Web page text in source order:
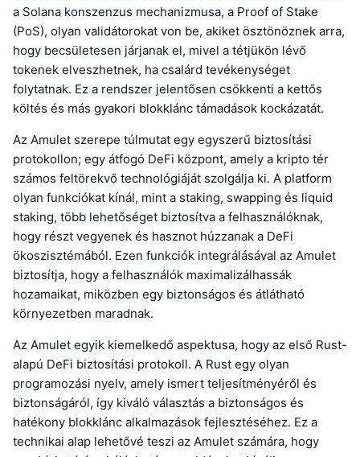
a Solana konszenzus mechanizmusa, a Proof of Stake
(PoS), olyan validátorokat von be, akiket ösztönöznek arra,
hogy becsületesen járjanak el, mivel a tétjükön lévő
tokenek elveszhetnek, ha csalárd tevékenységet
folytatnak. Ez a rendszer jelentősen csökkenti a kettős
költés és más gyakori blokklánc támadások kockázatát.
Az Amulet szerepe túlmutat egy egyszerű biztosítási
protokollon; egy átfogó DeFi központ, amely a kripto tér
számos feltörekvő technológiáját szolgálja ki. A platform
olyan funkciókat kínál, mint a staking, swapping és liquid
staking, több lehetőséget biztosítva a felhasználóknak,
hogy részt vegyenek és hasznot húzzanak a DeFi
ökoszisztémából. Ezen funkciók integrálásával az Amulet
biztosítja, hogy a felhasználók maximalizálhassák
hozamaikat, miközben egy biztonságos és átlátható
környezetben maradnak.
Az Amulet egyik kiemelkedő aspektusa, hogy az első Rust-
alapú DeFi biztosítási protokoll. A Rust egy olyan
programozási nyelv, amely ismert teljesítményéről és
biztonságáról, így kiváló választás a biztonságos és
hatékony blokklánc alkalmazások fejlesztéséhez. Ez a
technikai alap lehetővé teszi az Amulet számára, hogy